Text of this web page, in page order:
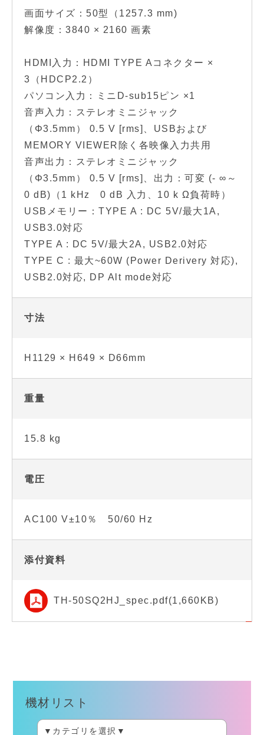
画面サイズ：50型（1257.3 mm)
解像度：3840 × 2160 画素
HDMI入力：HDMI TYPE Aコネクター ×
3（HDCP2.2）
パソコン入力：ミニD-sub15ピン ×1
音声入力：ステレオミニジャック
（Φ3.5mm） 0.5 V [rms]、USBおよび
MEMORY VIEWER除く各映像入力共用
音声出力：ステレオミニジャック
（Φ3.5mm） 0.5 V [rms]、出力：可変 (- ∞～
0 dB)（1 kHz 0 dB 入力、10 k Ω負荷時）
USBメモリー：TYPE A : DC 5V/最大1A,
USB3.0対応
TYPE A : DC 5V/最大2A, USB2.0対応
TYPE C : 最大~60W (Power Derivery 対応),
USB2.0対応, DP Alt mode対応
寸法
H1129 × H649 × D66mm
重量
15.8 kg
電圧
AC100 V±10％ 50/60 Hz
添付資料
TH-50SQ2HJ_spec.pdf(1,660KB)
機材リスト